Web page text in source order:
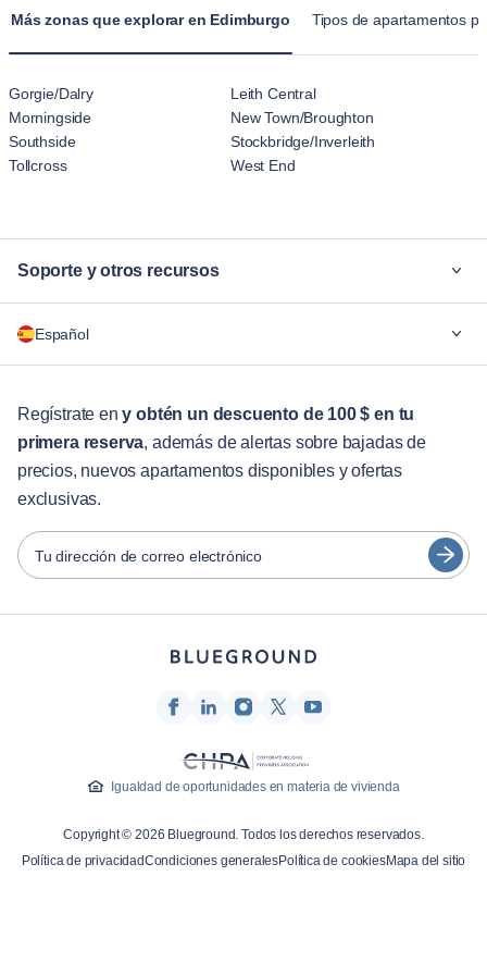
sientan más como un hogar que la sensación temporal del
Más zonas que explorar en Edimburgo Tipos de apartamentos
Gorgie/Dalry
Leith Central
Morningside
New Town/Broughton
Southside
Stockbridge/Inverleith
Tollcross
West End
Soporte y otros recursos
Para las empresas
Servicios para huéspedes
Guías de ciudades
Socios
Operadores de alquiler amueblado
Propietarios
Socios de franquicia
Quiénes somos
Prensa
Español
English
Português
Español
Français
Türkçe
Regístrate eny obtén un descuento de 100 $ en tu
primera reserva, además de alertas sobre bajadas de
precios, nuevos apartamentos disponibles y ofertas
exclusivas.
Tu dirección de correo electrónico
Igualdad de oportunidades en materia de vivienda
Copyright © 2026 Blueground. Todos los derechos reservados.
Política de privacidadCondiciones generalesPolítica de cookiesMapa del sitio